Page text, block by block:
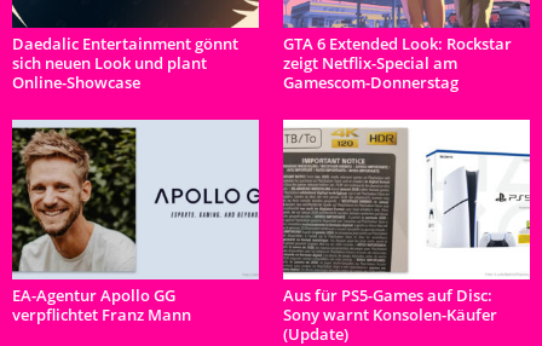
Daedalic Entertainment gönnt
sich neuen Look und plant
Online-Showcase
GTA 6 Extended Look: Rockstar
zeigt Netflix-Special am
Gamescom-Donnerstag
EA-Agentur Apollo GG
verpflichtet Franz Mann
Aus für PS5-Games auf Disc:
Sony warnt Konsolen-Käufer
(Update)